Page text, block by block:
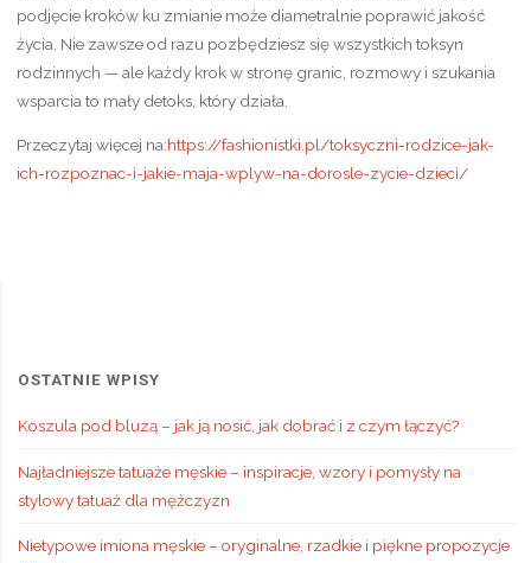
podjęcie kroków ku zmianie może diametralnie poprawić jakość
życia. Nie zawsze od razu pozbędziesz się wszystkich toksyn
rodzinnych — ale każdy krok w stronę granic, rozmowy i szukania
wsparcia to mały detoks, który działa.
Przeczytaj więcej na:https://fashionistki.pl/toksyczni-rodzice-jak-
ich-rozpoznac-i-jakie-maja-wplyw-na-dorosle-zycie-dzieci/
OSTATNIE WPISY
Koszula pod bluzą – jak ją nosić, jak dobrać i z czym łączyć?
Najładniejsze tatuaże męskie – inspiracje, wzory i pomysły na
stylowy tatuaż dla mężczyzn
Nietypowe imiona męskie – oryginalne, rzadkie i piękne propozycje